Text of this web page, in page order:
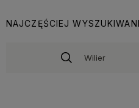
NAJCZĘŚCIEJ
Wilier